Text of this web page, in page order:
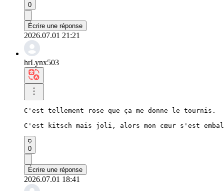
0
Écrire une réponse
2026.07.01 21:21
hrLynx503
C'est tellement rose que ça me donne le tournis.
C'est kitsch mais joli, alors mon cœur s'est
0
Écrire une réponse
2026.07.01 18:41